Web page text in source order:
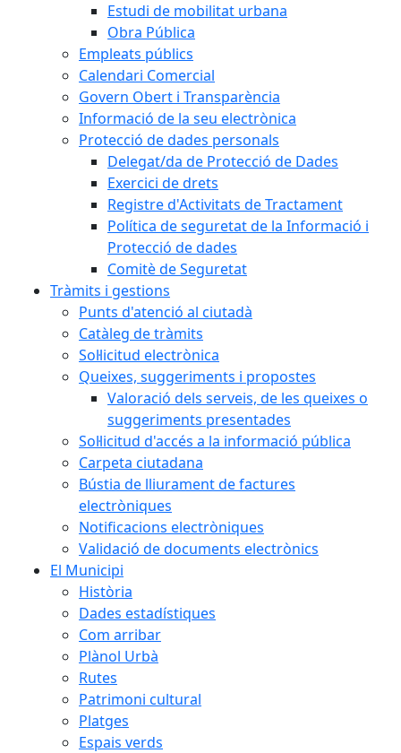
Estudi de mobilitat urbana
Obra Pública
Empleats públics
Calendari Comercial
Govern Obert i Transparència
Informació de la seu electrònica
Protecció de dades personals
Delegat/da de Protecció de Dades
Exercici de drets
Registre d'Activitats de Tractament
Política de seguretat de la Informació i
Protecció de dades
Comitè de Seguretat
Tràmits i gestions
Punts d'atenció al ciutadà
Catàleg de tràmits
Sol·licitud electrònica
Queixes, suggeriments i propostes
Valoració dels serveis, de les queixes o
suggeriments presentades
Sol·licitud d'accés a la informació pública
Carpeta ciutadana
Bústia de lliurament de factures
electròniques
Notificacions electròniques
Validació de documents electrònics
El Municipi
Història
Dades estadístiques
Com arribar
Plànol Urbà
Rutes
Patrimoni cultural
Platges
Espais verds